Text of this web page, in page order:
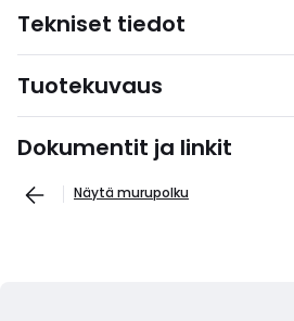
Tekniset tiedot
Tuotekuvaus
Dokumentit ja linkit
Näytä murupolku